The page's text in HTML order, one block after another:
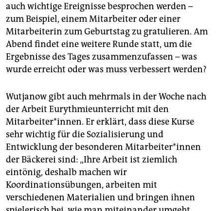
auch wichtige Ereignisse besprochen werden –
zum Beispiel, einem Mitarbeiter oder einer
Mitarbeiterin zum Geburtstag zu gratulieren. Am
Abend findet eine weitere Runde statt, um die
Ergebnisse des Tages zusammenzufassen – was
wurde erreicht oder was muss verbessert werden?
Wutjanow gibt auch mehrmals in der Woche nach
der Arbeit Eurythmieunterricht mit den
Mitarbeiter*innen. Er erklärt, dass diese Kurse
sehr wichtig für die Sozialisierung und
Entwicklung der besonderen Mit­ar­bei­te­r*in­nen
der Bäckerei sind: „Ihre Arbeit ist ziemlich
eintönig, deshalb machen wir
Koordinationsübungen, arbeiten mit
verschiedenen Materialien und bringen ihnen